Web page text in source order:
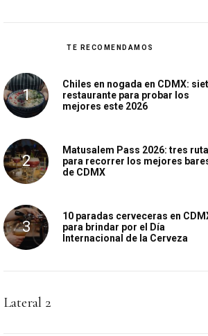
TE RECOMENDAMOS
Chiles en nogada en CDMX:
restaurante para probar los
mejores este 2026
Matusalem Pass 2026: tres
para recorrer los mejores
de CDMX
10 paradas cerveceras en
para brindar por el Día
Internacional de la Cerveza
Lateral 2